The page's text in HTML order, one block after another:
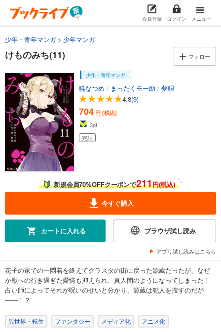
会員登録 ログイン メニュー
少年・青年マンガ 少年マンガ
けものみち(11) フォロー
少年・青年マンガ
暁なつめ / まったくモー助 / 夢唄
4.8(9)
704 円 (税込)
3pt
完結
新規会員70%OFFクーポンで211円(税込)
今すぐ購入
カートに入れる ブラウザ試し読み
アプリ試し読みはこちら
花子の家での一悶着を終えてクラスタの街に戻った源蔵だったが、なぜ
か獣への行き過ぎた愛情も抑えられ、真人間のようになってしまった！
占い師によってそれが呪いのせいと分かり、源蔵は犯人を捜すのだが
――！？
異世界・転生 ファンタジー メディア化 アニメ化
試し読み
けものみち(5)
682円 (税込)
カート
あらすじを表示する
けものみち(6)
682円 (税込)
完結
あらすじを表示する
けものみち(7)
試し読み
あらすじを表示する
704円 (税込)
完結
カート
けものみち(9)